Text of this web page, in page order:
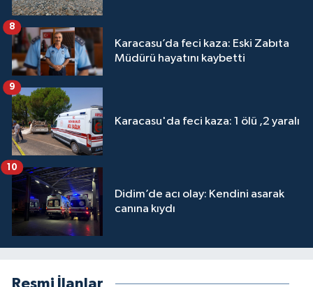
Karacasu’da feci kaza: Eski Zabıta
Müdürü hayatını kaybetti
8
Karacasu'da feci kaza: 1 ölü ,2 yaralı
9
Didim’de acı olay: Kendini asarak
canına kıydı
10
Resmi İlanlar